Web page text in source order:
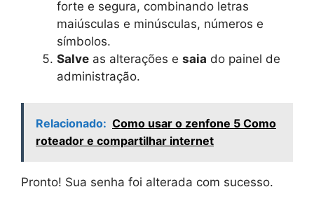
forte e segura, combinando letras
maiúsculas e minúsculas, números e
símbolos.
Salve as alterações e saia do painel de
administração.
Relacionado: Como usar o zenfone 5 Como
roteador e compartilhar internet
Pronto! Sua senha foi alterada com sucesso.